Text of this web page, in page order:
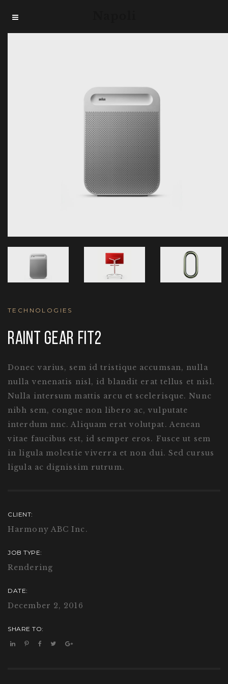
TECHNOLOGIES
RAINT GEAR FIT2
Donec varius, sem id tristique accumsan, nulla
nulla venenatis nisl, id blandit erat tellus et nisl.
Nulla intersum mattis arcu et scelerisque. Nunc
nibh sem, congue non libero ac, vulputate
interdum nnc. Aliquam erat volutpat. Aenean
vitae faucibus est, id semper eros. Fusce ut sem
in ligula molestie viverra et non dui. Sed cursus
ligula ac dignissim rutrum.
CLIENT:
Harmony ABC Inc.
JOB TYPE:
Rendering
DATE:
December 2, 2016
SHARE TO: